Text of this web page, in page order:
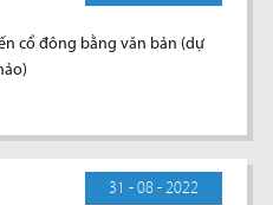
cổ đông bằng văn bản (dự
31 - 08 - 2022